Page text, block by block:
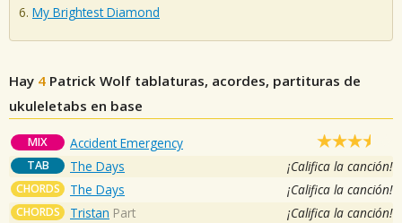
My Brightest Diamond
Hay 4 Patrick Wolf tablaturas, acordes, partituras de
ukuleletabs en base
MIX Accident Emergency
TAB The Days ¡Califica la canción!
CHORDS The Days ¡Califica la canción!
CHORDS Tristan Part ¡Califica la canción!